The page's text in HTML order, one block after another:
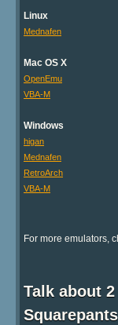
Linux
Mednafen
Mac OS X
OpenEmu
VBA-M
Windows
higan
Mednafen
RetroArch
VBA-M
For more emulators,
Talk about